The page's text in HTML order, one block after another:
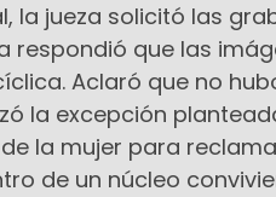
la jueza solicitó las
respondió que las
Aclaró que no
la excepción
la mujer para
de un núcleo